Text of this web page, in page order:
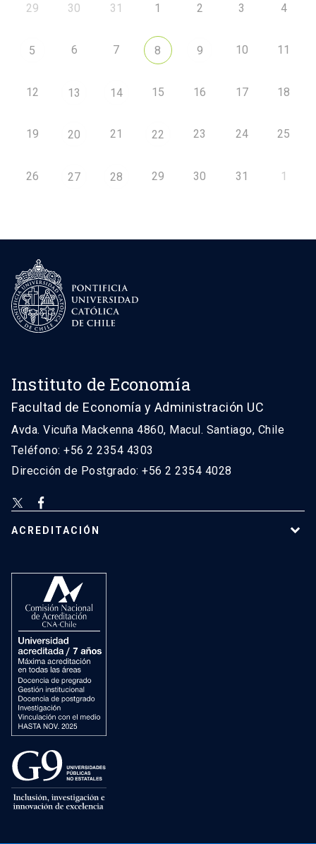
29 30 31 1 2 3 4
5 6 7 8 9 10 11
12 13 14 15 16 17 18
19 20 21 22 23 24 25
26 27 28 29 30 31 1
Instituto de Economía
Facultad de Economía y Administración UC
Avda. Vicuña Mackenna 4860, Macul. Santiago, Chile
Teléfono: +56 2 2354 4303
Dirección de Postgrado: +56 2 2354 4028
ACREDITACIÓN